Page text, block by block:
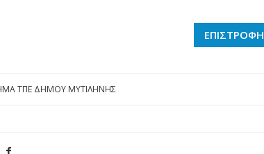
ΕΠΙΣΤΡΟΦΗ
ΤΠΕ ΔΗΜΟΥ ΜΥΤΙΛΗΝΗΣ